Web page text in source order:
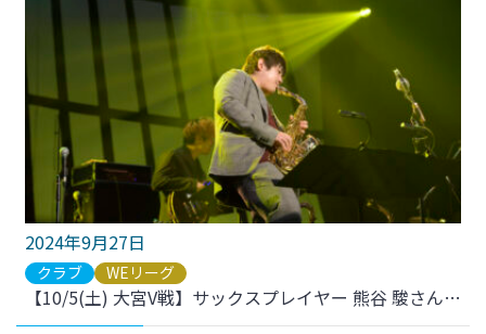
2024年9月27日
クラブ WEリーグ
【10/5(土) 大宮V戦】サックスプレイヤー 熊谷 駿さん来場決定！